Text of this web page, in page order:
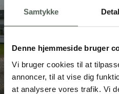
Samtykke
Denne hjemmeside bruger
Vi bruger cookies til at
annoncer, til at vise dig
at analysere vores trafik. Vi